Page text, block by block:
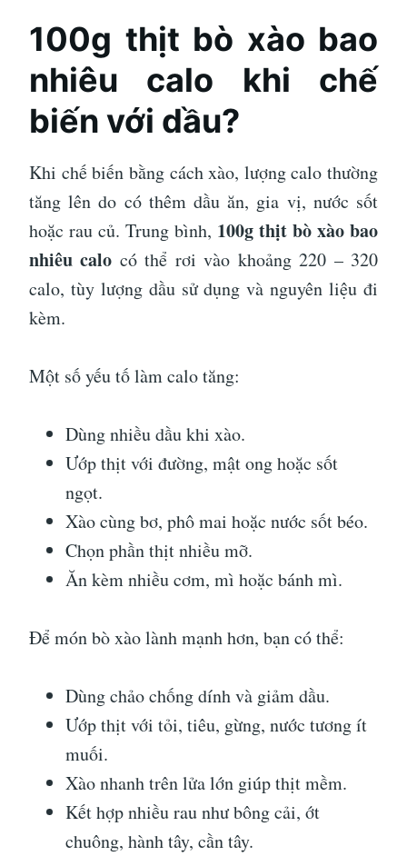
100g thịt bò xào bao
nhiêu calo khi chế
biến với dầu?
Khi chế biến bằng cách xào, lượng calo thường
tăng lên do có thêm dầu ăn, gia vị, nước sốt
hoặc rau củ. Trung bình, 100g thịt bò xào bao
nhiêu calo có thể rơi vào khoảng 220 – 320
calo, tùy lượng dầu sử dụng và nguyên liệu đi
kèm.
Một số yếu tố làm calo tăng:
Dùng nhiều dầu khi xào.
Ướp thịt với đường, mật ong hoặc sốt
ngọt.
Xào cùng bơ, phô mai hoặc nước sốt béo.
Chọn phần thịt nhiều mỡ.
Ăn kèm nhiều cơm, mì hoặc bánh mì.
Để món bò xào lành mạnh hơn, bạn có thể:
Dùng chảo chống dính và giảm dầu.
Ướp thịt với tỏi, tiêu, gừng, nước tương ít
muối.
Xào nhanh trên lửa lớn giúp thịt mềm.
Kết hợp nhiều rau như bông cải, ớt
chuông, hành tây, cần tây.